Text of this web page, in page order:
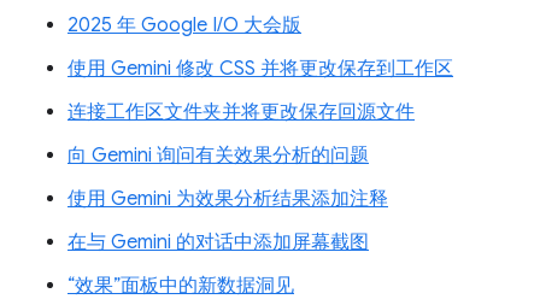
2025 年 Google I/O 大会版
使用 Gemini 修改 CSS 并将更改保存到工作区
连接工作区文件夹并将更改保存回源文件
向 Gemini 询问有关效果分析的问题
使用 Gemini 为效果分析结果添加注释
在与 Gemini 的对话中添加屏幕截图
“效果”面板中的新数据洞见